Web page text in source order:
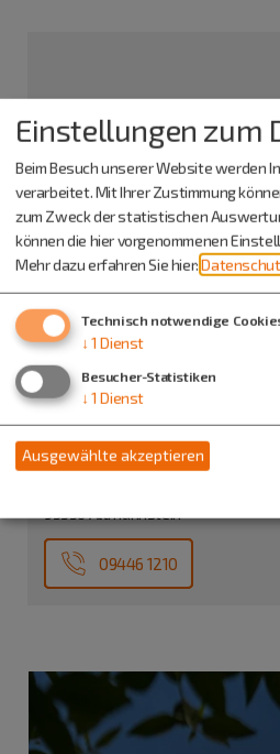
Heilig-Kreuz-Kirche
Marktplatz 1
93336 Altmannstein
Info-Adresse
Kath. Pfarramt
93336 Altmannstein
09446 1210
Einstellungen zum
Beim Besuch unserer Website werden
verarbeitet. Mit Ihrer Zustimmung
zum Zweck der statistischen
können die hier vorgenommenen
Mehr dazu erfahren Sie hier:
Technisch notwendige
↓ 1 Dienst
Besucher-Statistiken
↓ 1 Dienst
Ausgewählte akzeptieren